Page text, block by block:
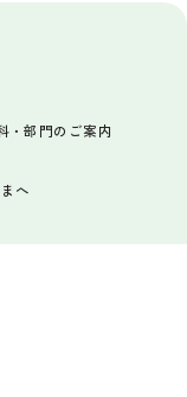
・部門のご案内
へ